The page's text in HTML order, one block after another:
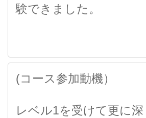
験できました。
(コース参加動機）
レベル1を受けて更に